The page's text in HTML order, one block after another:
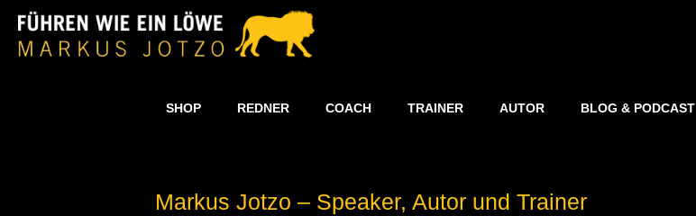
SHOP REDNER COACH TRAINER AUTOR BLOG & PODCAST
Markus Jotzo – Speaker, Autor und Trainer